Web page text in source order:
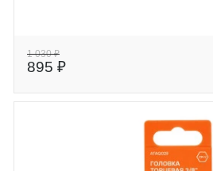
1 030 ₽
895 ₽